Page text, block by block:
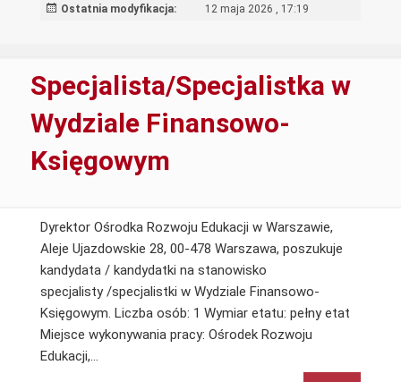
Ostatnia modyfikacja: 12 maja 2026 , 17:19
Specjalista/Specjalistka w
Wydziale Finansowo-
Księgowym
Dyrektor Ośrodka Rozwoju Edukacji w Warszawie,
Aleje Ujazdowskie 28, 00-478 Warszawa, poszukuje
kandydata / kandydatki na stanowisko
specjalisty /specjalistki w Wydziale Finansowo-
Księgowym. Liczba osób: 1 Wymiar etatu: pełny etat
Miejsce wykonywania pracy: Ośrodek Rozwoju
Edukacji,…